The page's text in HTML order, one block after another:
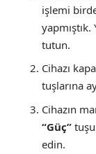
işlemi
tutun.
Cihazı
tuşlarına
Cihazın
“Güç”
edin.